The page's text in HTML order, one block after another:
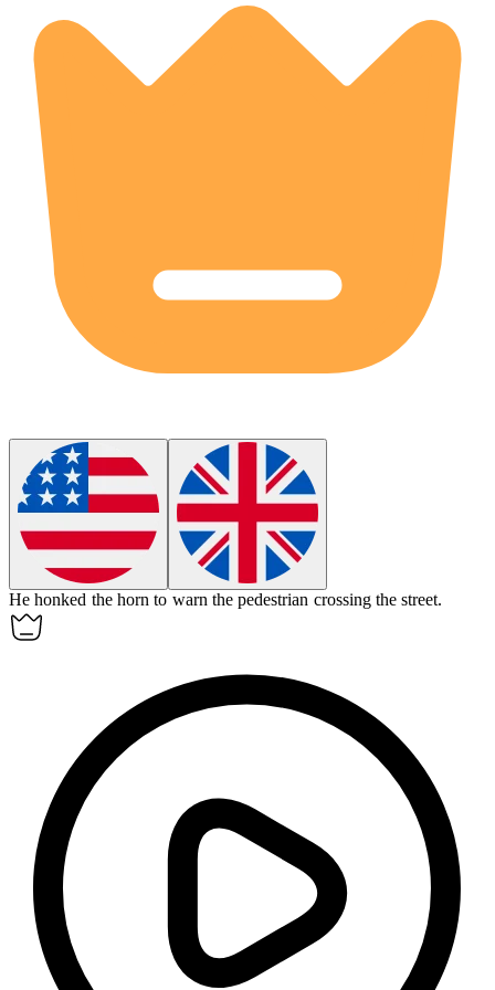
He honked the horn to warn the pedestrian crossing the street.